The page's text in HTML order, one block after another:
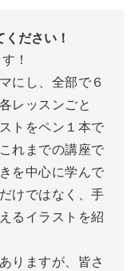
ださい！
！
にし、全部で６
レッスンごと
トをペン１本で
れまでの講座で
を中心に学んで
けではなく、手
るイラストを紹
りますが、皆さ